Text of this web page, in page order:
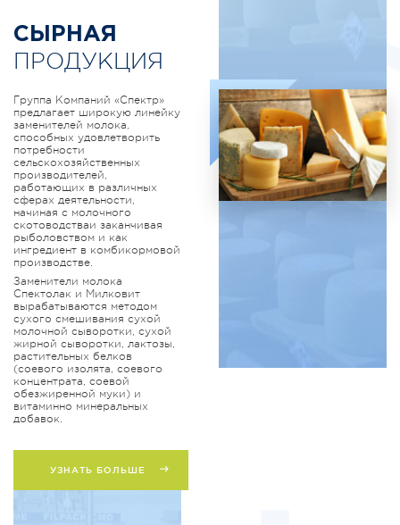
СЫРНАЯ
ПРОДУКЦИЯ
Группа Компаний «Спектр»
предлагает широкую линейку
заменителей молока,
способных удовлетворить
потребности
сельскохозяйственных
производителей,
работающих в различных
сферах деятельности,
начиная с молочного
скотоводстваи заканчивая
рыболовством и как
ингредиент в комбикормовой
производстве.
Заменители молока
Спектолак и Милковит
вырабатываются методом
сухого смешивания сухой
молочной сыворотки, сухой
жирной сыворотки, лактозы,
растительных белков
(соевого изолята, соевого
концентрата, соевой
обезжиренной муки) и
витаминно минеральных
добавок.
УЗНАТЬ БОЛЬШЕ